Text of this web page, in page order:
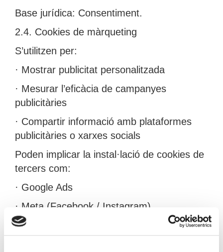
Base jurídica: Consentiment.
2.4. Cookies de màrqueting
S’utilitzen per:
· Mostrar publicitat personalitzada
· Mesurar l’eficàcia de campanyes
publicitàries
· Compartir informació amb plataformes
publicitàries o xarxes socials
Poden implicar la instal·lació de cookies de
tercers com:
· Google Ads
· Meta (Facebook / Instagram)
· Altres plataformes publicitàries